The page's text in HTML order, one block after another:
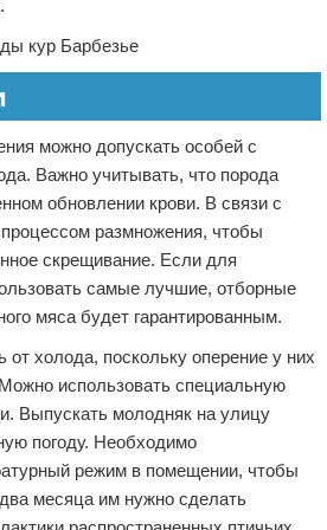
можно допускать особей с
Важно учитывать, что порода
обновлении крови. В связи с
размножения, чтобы
скрещивание. Если для
самые лучшие, отборные
мяса будет гарантированным.
холода, поскольку оперение у них
использовать специальную
Выпускать молодняк на улицу
погоду. Необходимо
режим в помещении, чтобы
месяца им нужно сделать